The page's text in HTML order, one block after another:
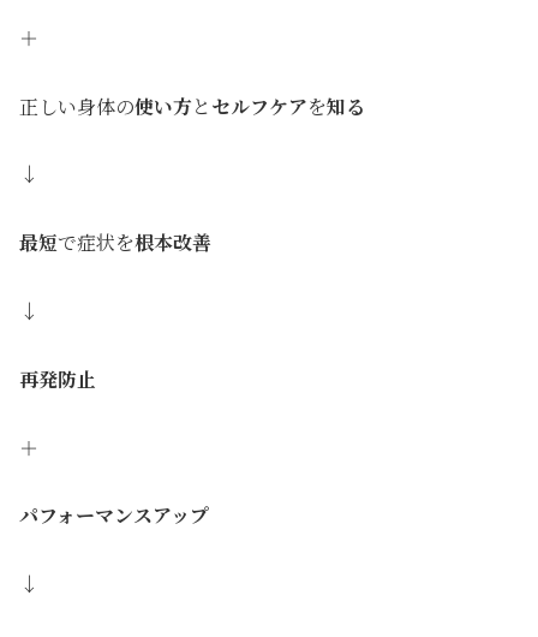
＋
正しい身体の使い方とセルフケアを知る
↓
最短で症状を根本改善
↓
再発防止
＋
パフォーマンスアップ
↓